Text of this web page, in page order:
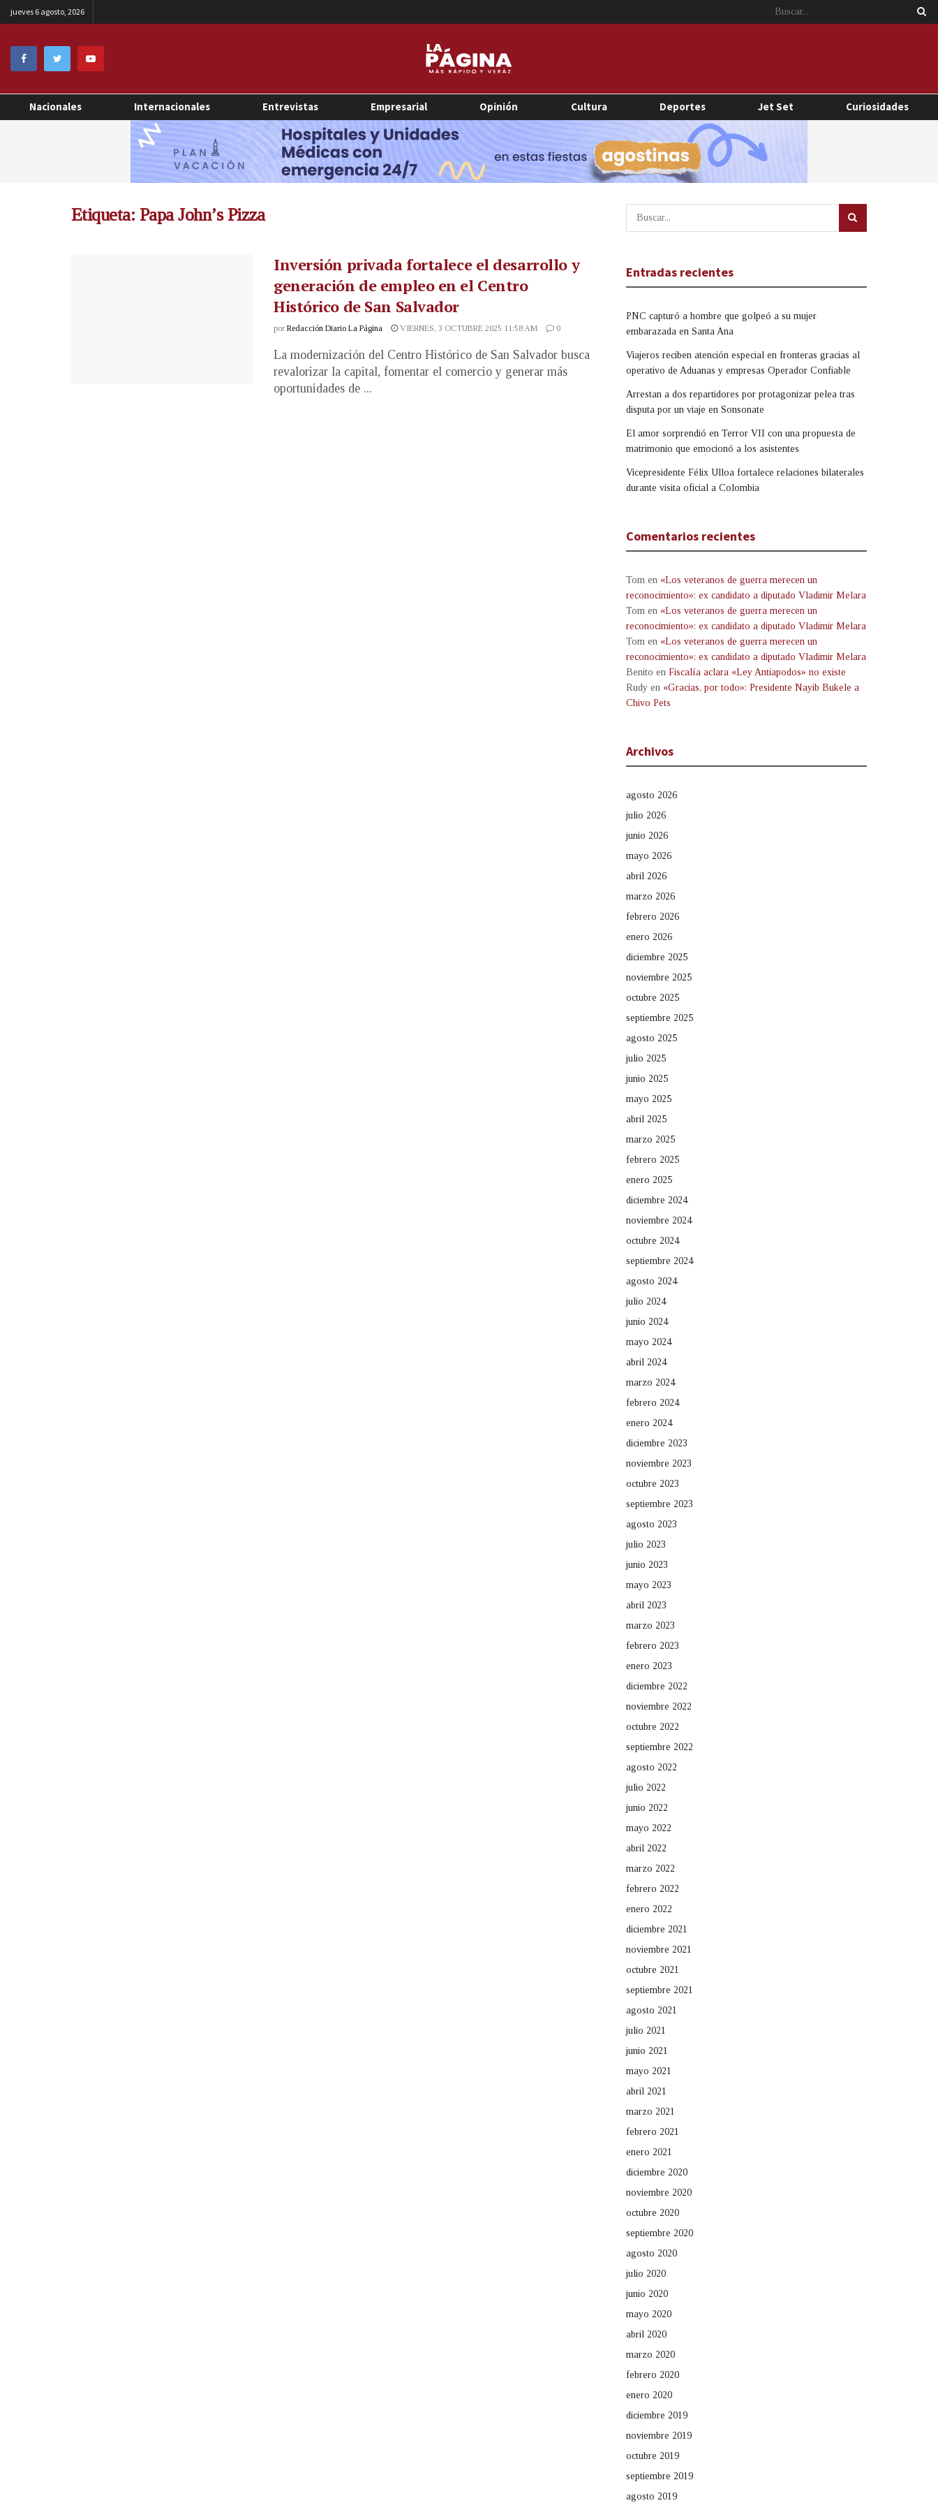
jueves 6 agosto, 2026
Nacionales Internacionales Entrevistas Empresarial Opinión Cultura Deportes Jet Set Curiosidades
Etiqueta: Papa John’s Pizza
Inversión privada fortalece el desarrollo y
generación de empleo en el Centro
Histórico de San Salvador
por Redacción Diario La Página VIERNES, 3 OCTUBRE 2025 11:58 AM 0
La modernización del Centro Histórico de San Salvador busca
revalorizar la capital, fomentar el comercio y generar más
oportunidades de ...
Entradas recientes
PNC capturó a hombre que golpeó a su mujer
embarazada en Santa Ana
Viajeros reciben atención especial en fronteras gracias al
operativo de Aduanas y empresas Operador Confiable
Arrestan a dos repartidores por protagonizar pelea tras
disputa por un viaje en Sonsonate
El amor sorprendió en Terror VII con una propuesta de
matrimonio que emocionó a los asistentes
Vicepresidente Félix Ulloa fortalece relaciones bilaterales
durante visita oficial a Colombia
Comentarios recientes
Tom en «Los veteranos de guerra merecen un
reconocimiento»: ex candidato a diputado Vladimir Melara
Tom en «Los veteranos de guerra merecen un
reconocimiento»: ex candidato a diputado Vladimir Melara
Tom en «Los veteranos de guerra merecen un
reconocimiento»: ex candidato a diputado Vladimir Melara
Benito en Fiscalía aclara «Ley Antiapodos» no existe
Rudy en «Gracias, por todo»: Presidente Nayib Bukele a
Chivo Pets
Archivos
agosto 2026
julio 2026
junio 2026
mayo 2026
abril 2026
marzo 2026
febrero 2026
enero 2026
diciembre 2025
noviembre 2025
octubre 2025
septiembre 2025
agosto 2025
julio 2025
junio 2025
mayo 2025
abril 2025
marzo 2025
febrero 2025
enero 2025
diciembre 2024
noviembre 2024
octubre 2024
septiembre 2024
agosto 2024
julio 2024
junio 2024
mayo 2024
abril 2024
marzo 2024
febrero 2024
enero 2024
diciembre 2023
noviembre 2023
octubre 2023
septiembre 2023
agosto 2023
julio 2023
junio 2023
mayo 2023
abril 2023
marzo 2023
febrero 2023
enero 2023
diciembre 2022
noviembre 2022
octubre 2022
septiembre 2022
agosto 2022
julio 2022
junio 2022
mayo 2022
abril 2022
marzo 2022
febrero 2022
enero 2022
diciembre 2021
noviembre 2021
octubre 2021
septiembre 2021
agosto 2021
julio 2021
junio 2021
mayo 2021
abril 2021
marzo 2021
febrero 2021
enero 2021
diciembre 2020
noviembre 2020
octubre 2020
septiembre 2020
agosto 2020
julio 2020
junio 2020
mayo 2020
abril 2020
marzo 2020
febrero 2020
enero 2020
diciembre 2019
noviembre 2019
octubre 2019
septiembre 2019
agosto 2019